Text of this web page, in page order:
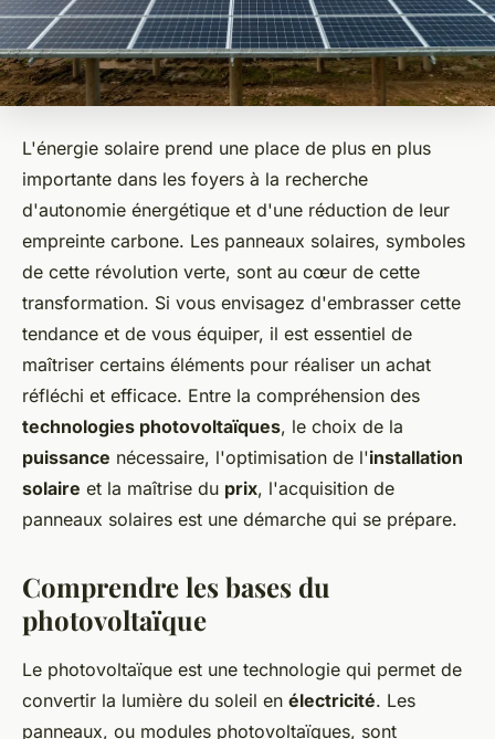
L'énergie solaire prend une place de plus en plus
importante dans les foyers à la recherche
d'autonomie énergétique et d'une réduction de leur
empreinte carbone. Les panneaux solaires, symboles
de cette révolution verte, sont au cœur de cette
transformation. Si vous envisagez d'embrasser cette
tendance et de vous équiper, il est essentiel de
maîtriser certains éléments pour réaliser un achat
réfléchi et efficace. Entre la compréhension des
technologies photovoltaïques, le choix de la
puissance nécessaire, l'optimisation de l'installation
solaire et la maîtrise du prix, l'acquisition de
panneaux solaires est une démarche qui se prépare.
Comprendre les bases du
photovoltaïque
Le photovoltaïque est une technologie qui permet de
convertir la lumière du soleil en électricité. Les
panneaux, ou modules photovoltaïques, sont